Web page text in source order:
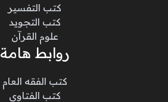
كتب التفسير
كتب التجويد
علوم القرآن
روابط هامة
كتب الفقه العام
كتب الفتاوى